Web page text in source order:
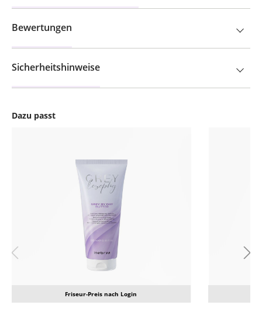
Dazu passt
Friseur-Preis nach Login
Bewertungen
Sicherheitshinweise